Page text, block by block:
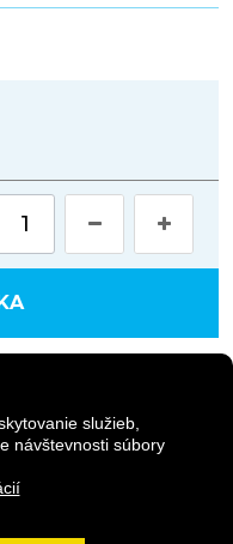
služieb,
návštevnosti súbory